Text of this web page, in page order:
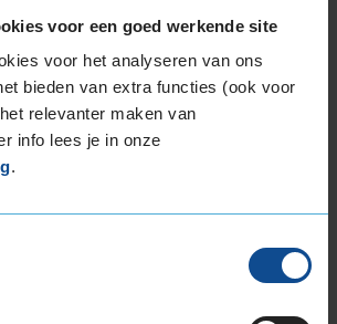
voor een goed werkende site
voor het analyseren van ons
bieden van extra functies (ook voor
relevanter maken van
info lees je in onze
.
extern rolgeluid van 72 dB
heeft.
informatie over het
deze band, klik dan